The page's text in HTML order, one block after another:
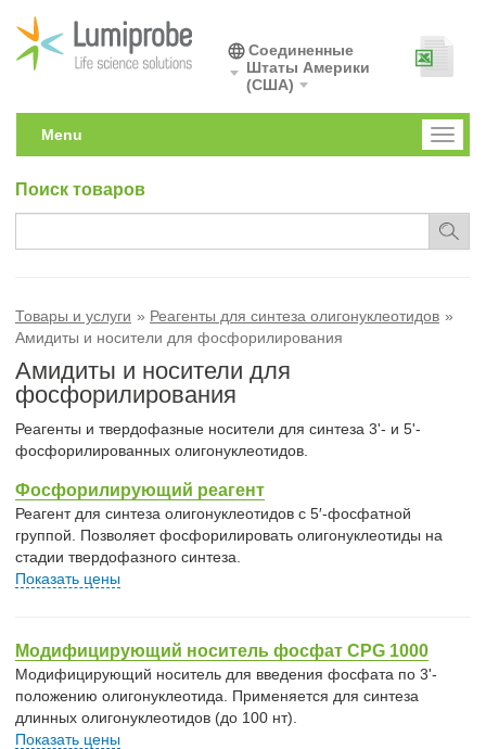
Соединенные
Штаты Америки
(США)
Toggle
Menu
Поиск товаров
Товары и услуги
Реагенты для синтеза олигонуклеотидов
Амидиты и носители для фосфорилирования
Амидиты и носители для
фосфорилирования
Реагенты и твердофазные носители для синтеза 3'- и 5'-
фосфорилированных олигонуклеотидов.
Фосфорилирующий реагент
Реагент для синтеза олигонуклеотидов c 5′-фосфатной
группой. Позволяет фосфорилировать олигонуклеотиды на
стадии твердофазного синтеза.
Показать цены
Модифицирующий носитель фосфат CPG 1000
Модифицирующий носитель для введения фосфата по 3'-
положению олигонуклеотида. Применяется для синтеза
длинных олигонуклеотидов (до 100 нт).
Показать цены